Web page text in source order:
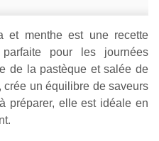
et menthe est une recette
pour les journées
de la pastèque et salée de
crée un équilibre de saveurs
préparer, elle est idéale en